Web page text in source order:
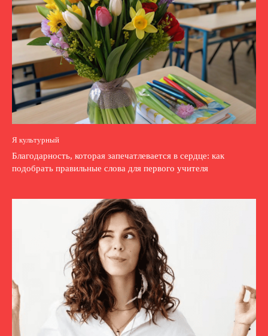
Я культурный
Благодарность, которая запечатлевается в сердце: как
подобрать правильные слова для первого учителя